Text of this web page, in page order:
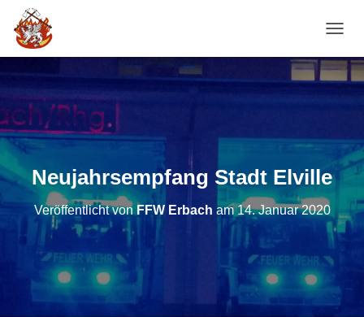
Neujahrsempfang Stadt Elville
Veröffentlicht von FFW Erbach am14. Januar 2020